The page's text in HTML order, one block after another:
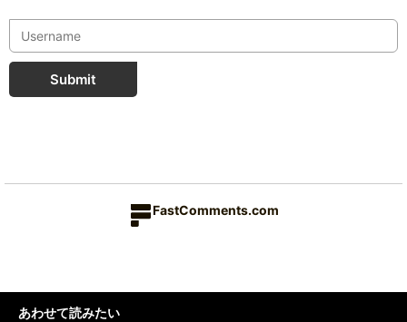
Submit
FastComments.com
あわせて読みたい